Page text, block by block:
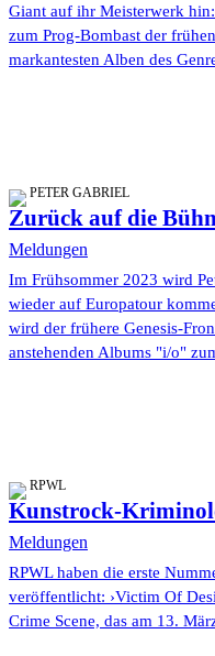
Giant auf ihr Meisterwerk
zum Prog-Bombast der
markantesten Alben des
PETER GABRIEL
Zurück auf die
Meldungen
Im Frühsommer 2023 wird
wieder auf Europatour
wird der frühere Genesis-
anstehenden Albums "i/o"
RPWL
Kunstrock-
Meldungen
RPWL haben die erste
veröffentlicht: ›Victim Of
Crime Scene, das am 13.